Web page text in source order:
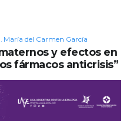
María del Carmen García
y efectos en
fármacos anticrisis”